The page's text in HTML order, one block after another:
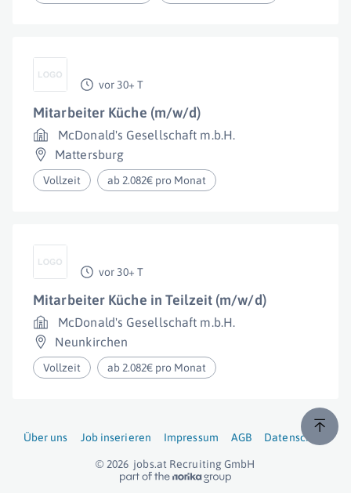
vor 30+ T
Mitarbeiter Küche (m/w/d)
McDonald's Gesellschaft m.b.H.
Mattersburg
Vollzeit ab 2.082€ pro Monat
vor 30+ T
Mitarbeiter Küche in Teilzeit (m/w/d)
McDonald's Gesellschaft m.b.H.
Neunkirchen
Vollzeit ab 2.082€ pro Monat
Über uns Job inserieren Impressum AGB Datenschutz
© 2026 jobs.at Recruiting GmbH